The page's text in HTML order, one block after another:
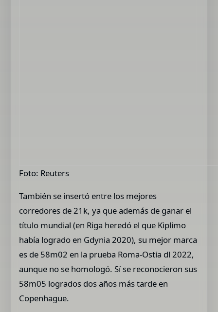
Foto: Reuters
También se insertó entre los mejores
corredores de 21k, ya que además de ganar el
título mundial (en Riga heredó el que Kiplimo
había logrado en Gdynia 2020), su mejor marca
es de 58m02 en la prueba Roma-Ostia dl 2022,
aunque no se homologó. Sí se reconocieron sus
58m05 logrados dos años más tarde en
Copenhague.